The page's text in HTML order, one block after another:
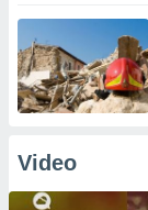
Video